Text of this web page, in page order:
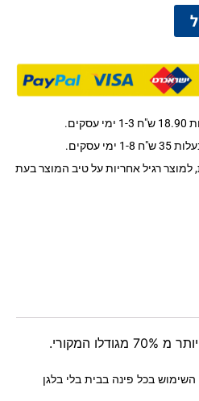
עסקים.
אחריות, למוצר רגיל אחריות על טיב המוצר בעת
המקורי.
בכל פינה בבית בלי בלגן